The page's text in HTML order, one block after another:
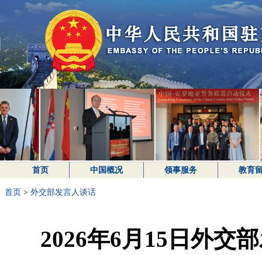
首页 中国概况 领事服务 教育
首页 > 外交部发言人谈话
2026年6月15日外交